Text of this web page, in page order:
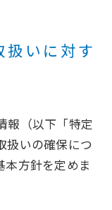
いに対す
報（以下「特定
扱いの確保につ
本方針を定めま